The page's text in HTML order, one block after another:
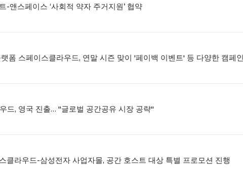
-앤스페이스 ‘사회적 약자 주거지원’ 협약
폼 스페이스클라우드, 연말 시즌 맞이 '페이백 이벤트' 등 다양한 캠페
드, 영국 진출… "글로벌 공간공유 시장 공략"
클라우드-삼성전자 사업자몰, 공간 호스트 대상 특별 프로모션 진행